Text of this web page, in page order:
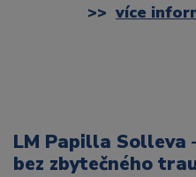
>> více
LM Papilla Solleva
bez zbytečného